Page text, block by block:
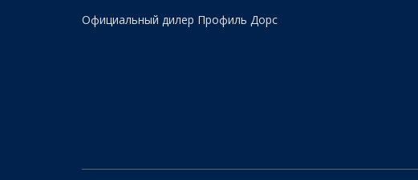
Официальный дилер Профиль Дорс